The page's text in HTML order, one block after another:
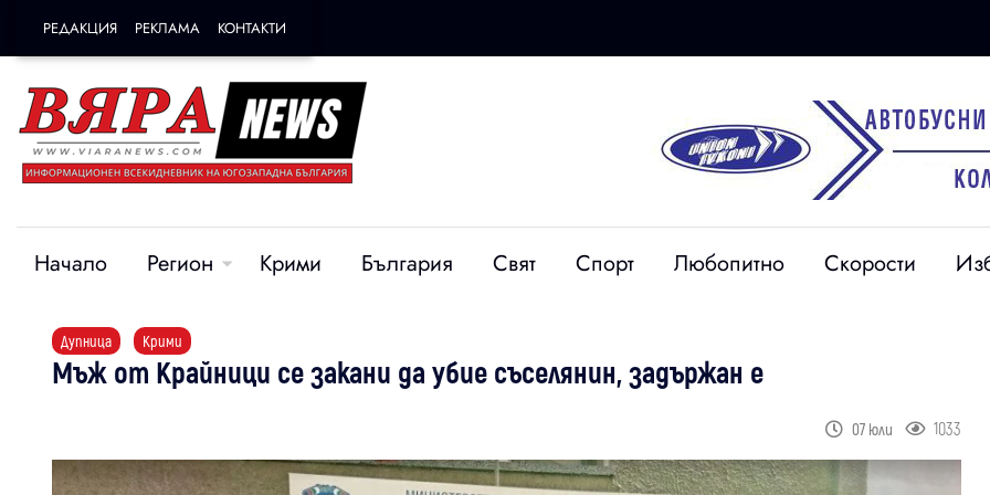
РЕДАКЦИЯ РЕКЛАМА КОНТАКТИ
Начало Регион Крими България Свят Спорт Любопитно Скорости
Дупница Крими
Мъж от Крайници се закани да убие съселянин, задържан е
07 юли 1033